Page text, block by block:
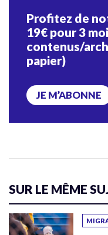
Profitez de
19€ pour 3
contenus/
papier)
JE M’ABONNE
SUR LE MÊME